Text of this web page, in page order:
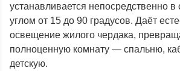
устанавливается непосредственно
углом от 15 до 90 градусов. Даёт
освещение жилого чердака,
полноценную комнату — спальню,
детскую.